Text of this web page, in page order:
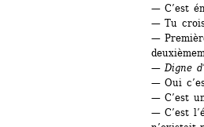
— C’est
— Tu
—
— Digne
— Oui
— C’est
— C’est